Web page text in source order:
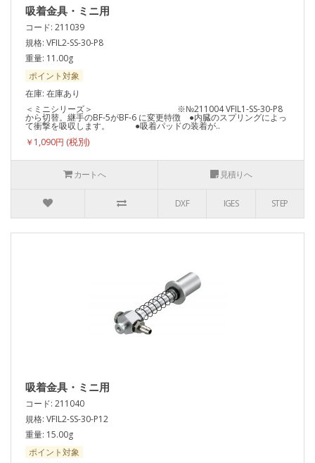
吸着金具・ミニ用
コード: 211039
規格: VFIL2-SS-30-P8
重量: 11.00g
ポイント対象
在庫: 在庫あり
＜ミニシリーズ＞ ※№211004 VFIL1-SS-30-P8
から切替。継手のBF-5がBF-6 に変更特徴 ●内臓のスプリングによっ
て衝撃を吸収します。 ●吸着パッドの装着が..
￥1,090円
カートへ 見積りへ
DXF IGES STEP
吸着金具・ミニ用
コード: 211040
規格: VFIL2-SS-30-P12
重量: 15.00g
ポイント対象